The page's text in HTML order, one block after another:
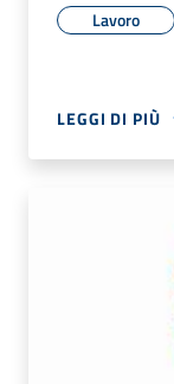
Lavoro
LEGGI DI PIÙ